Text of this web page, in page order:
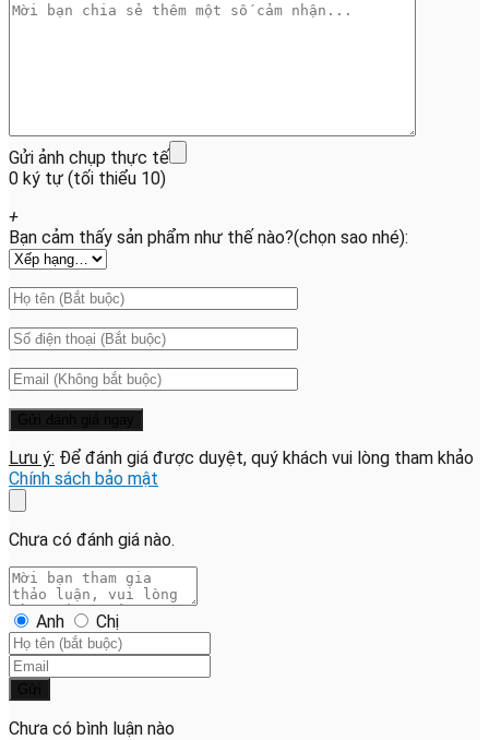
Gửi ảnh chụp thực tế
0 ký tự (tối thiểu 10)
+
Bạn cảm thấy sản phẩm như thế nào?(chọn sao nhé):
Lưu ý: Để đánh giá được duyệt, quý khách vui lòng tham khảo
Chính sách bảo mật
Chưa có đánh giá nào.
Anh Chị
Chưa có bình luận nào